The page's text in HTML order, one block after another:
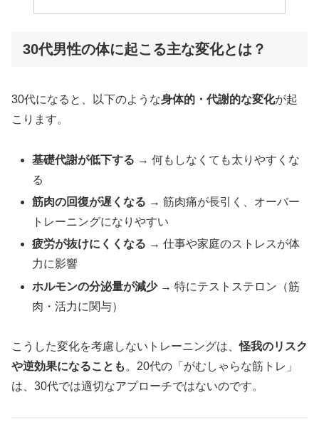
30代男性の体に起こる主な変化とは？
30代になると、以下のような身体的・代謝的な変化が起
こります。
基礎代謝が低下する → 何もしなくても太りやすくな
る
筋肉の回復が遅くなる → 筋肉痛が長引く、オーバー
トレーニングになりやすい
疲労が抜けにくくなる → 仕事や家庭のストレスが体
力に影響
ホルモンの分泌量が減少→ 特にテストステロン（筋
肉・活力に関与）
こうした変化を考慮しないトレーニングは、怪我のリスク
や逆効果になることも 。20代の「がむしゃらな筋トレ」
は、30代では適切なアプローチではないのです。